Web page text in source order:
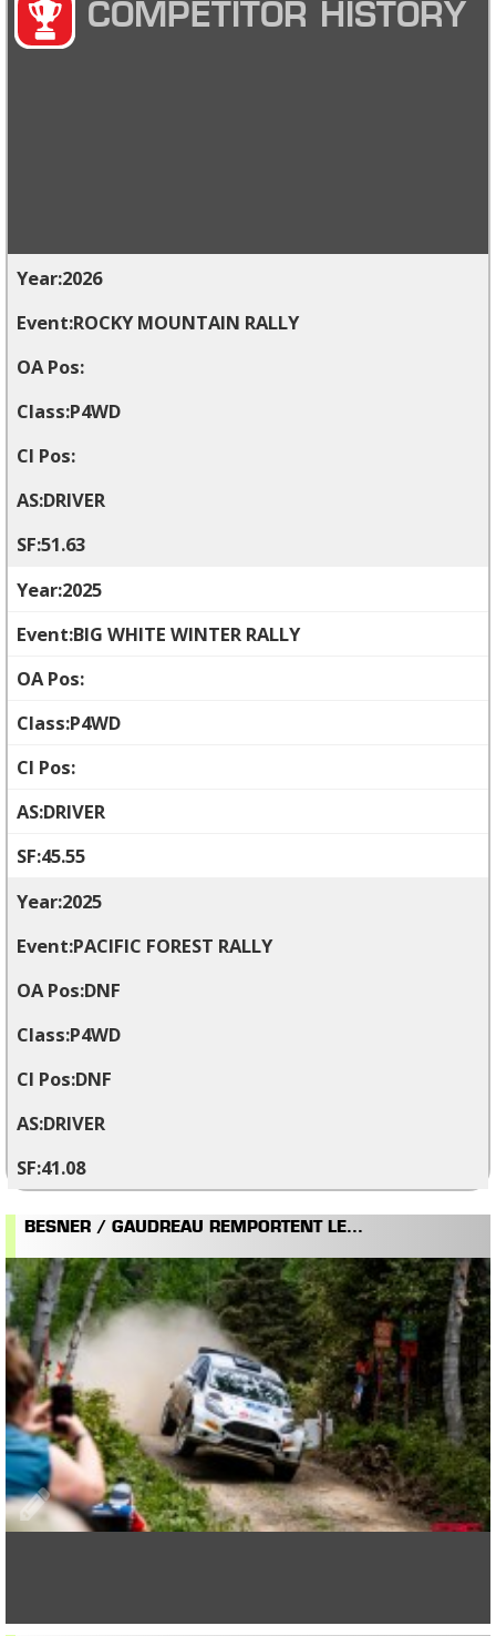
COMPETITOR HISTORY
2026
ROCKY MOUNTAIN RALLY
P4WD
DRIVER
51.63
2025
BIG WHITE WINTER RALLY
P4WD
DRIVER
45.55
2025
PACIFIC FOREST RALLY
DNF
P4WD
DNF
DRIVER
41.08
BESNER / GAUDREAU REMPORTENT LE...